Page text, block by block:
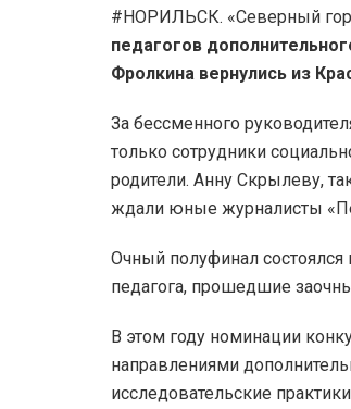
#НОРИЛЬСК. «Северный
педагогов
Фролкина вернулись из
За бессменного
только сотрудники
родители. Анну Скрылеву,
ждали юные журналисты
Очный полуфинал
педагога, прошедшие
В этом году номинации
направлениями
исследовательские